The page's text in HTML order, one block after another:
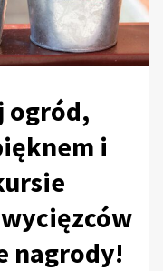
ogród,
i
nagrody!